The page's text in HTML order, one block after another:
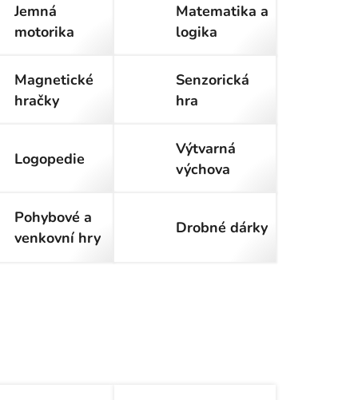
Jemná
motorika
Matematika a
logika
Magnetické
hračky
Senzorická
hra
Logopedie
Výtvarná
výchova
Pohybové a
venkovní hry
Drobné dárky